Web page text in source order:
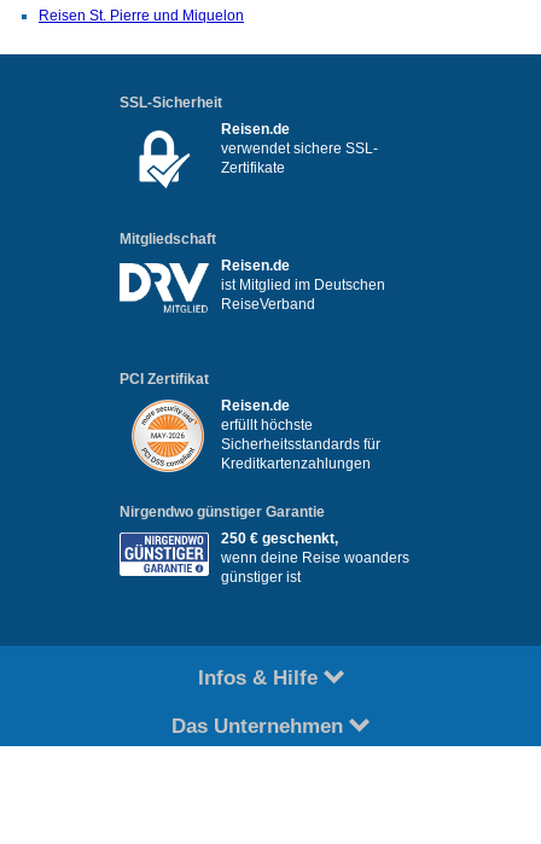
Reisen St. Pierre und Miquelon
SSL-Sicherheit
Reisen.de
verwendet sichere SSL-
Zertifikate
Mitgliedschaft
Reisen.de
ist Mitglied im Deutschen
ReiseVerband
PCI Zertifikat
Reisen.de
erfüllt höchste
Sicherheitsstandards für
Kreditkartenzahlungen
Nirgendwo günstiger Garantie
250 € geschenkt,
wenn deine Reise woanders
günstiger ist
Infos & Hilfe
Das Unternehmen